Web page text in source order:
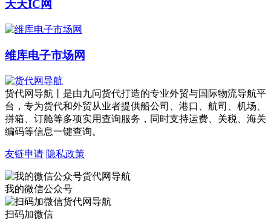
天天IC网
维库电子市场网
货代网导航丨是由九问货代打造的专业外贸与国际物流导航平
台，专为货代和外贸从业者提供船公司、港口、航司、机场、
拼箱、订舱等多项实用查询服务，同时支持运费、关税、海关
编码等信息一键查询。
友链申请 隐私政策
我的微信公众号
扫码加微信